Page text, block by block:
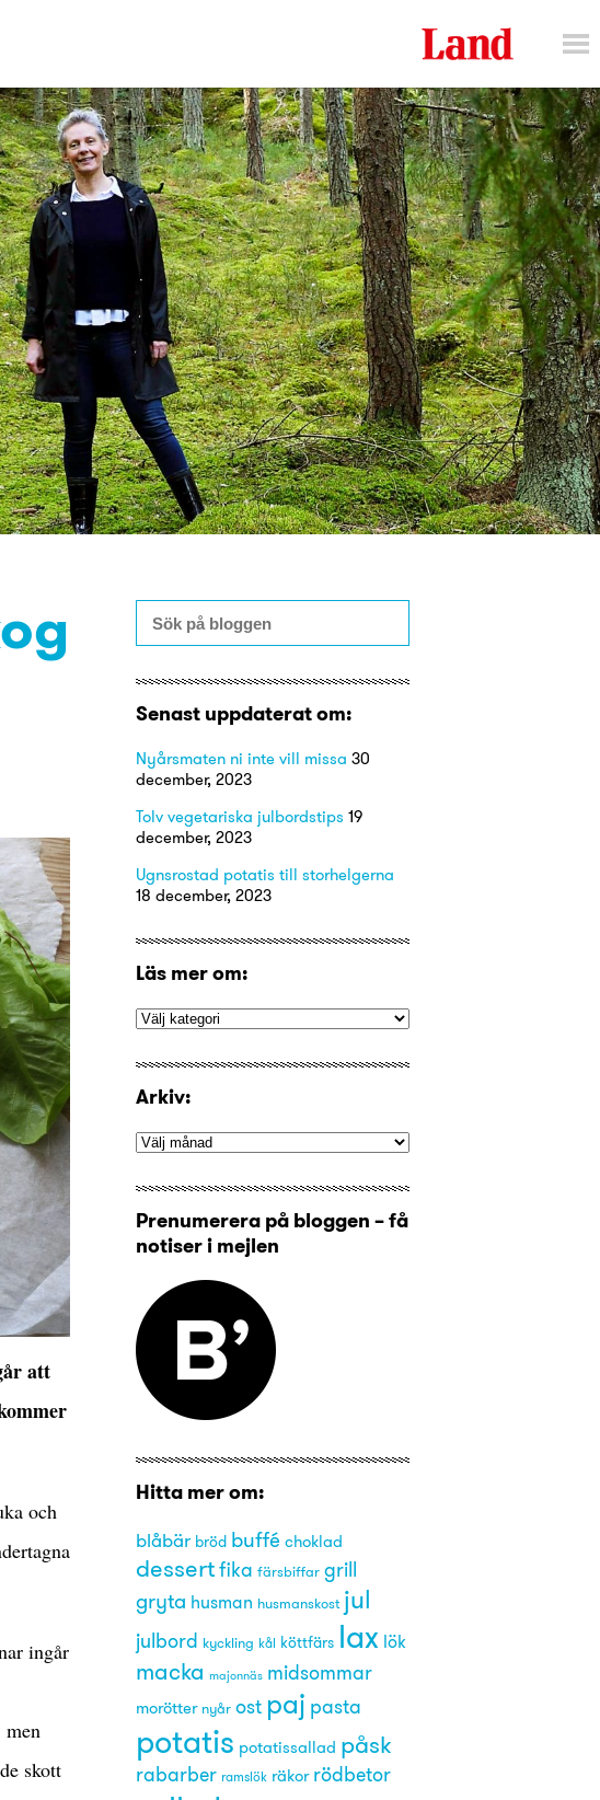
att
och
ingår
skott
Senast uppdaterat om:
Nyårsmaten ni inte vill missa 30
december, 2023
Tolv vegetariska julbordstips 19
december, 2023
Ugnsrostad potatis till storhelgerna
18 december, 2023
Läs mer om:
Arkiv:
Prenumerera på bloggen – få
notiser i mejlen
Hitta mer om:
blåbär bröd buffé choklad
dessert fika färsbiffar grill
gryta husman husmanskost jul
julbord kyckling kål köttfärs lax lök
macka majonnäs midsommar
morötter nyår ost paj pasta
potatis potatissallad påsk
rabarber ramslök räkor rödbetor